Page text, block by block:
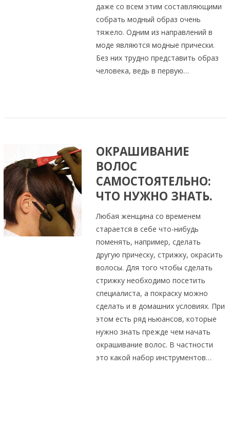
даже со всем этим составляющими
собрать модный образ очень
тяжело. Одним из направлений в
моде являются модные прически.
Без них трудно представить образ
человека, ведь в первую…
ОКРАШИВАНИЕ
ВОЛОС
САМОСТОЯТЕЛЬНО:
ЧТО НУЖНО ЗНАТЬ.
Любая женщина со временем
старается в себе что-нибудь
поменять, например, сделать
другую прическу, стрижку, окрасить
волосы. Для того чтобы сделать
стрижку необходимо посетить
специалиста, а покраску можно
сделать и в домашних условиях. При
этом есть ряд ньюансов, которые
нужно знать прежде чем начать
окрашивание волос. В частности
это какой набор инструментов…